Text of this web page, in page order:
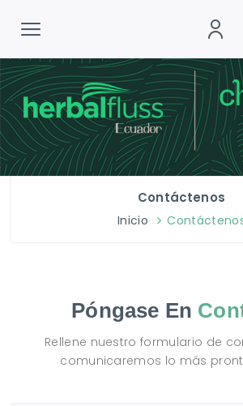
Contáctenos
Inicio
Póngase En
Rellene nuestro formulario de
comunicaremos lo más